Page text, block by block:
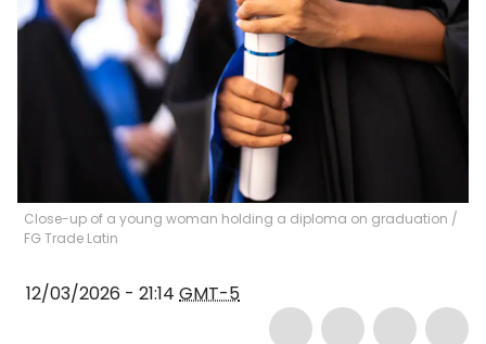
Close-up of a young woman holding a diploma on graduation /
FG Trade Latin
12/03/2026 - 21:14 GMT-5